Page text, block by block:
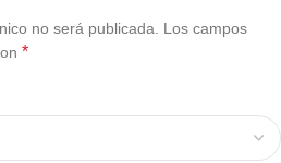
no será publicada.
Los campos
*